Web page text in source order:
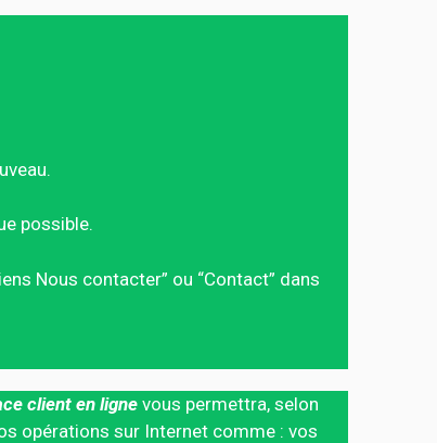
possible.
Nous contacter” ou “Contact” dans
client en ligne vous permettra, selon
opérations sur Internet comme : vos